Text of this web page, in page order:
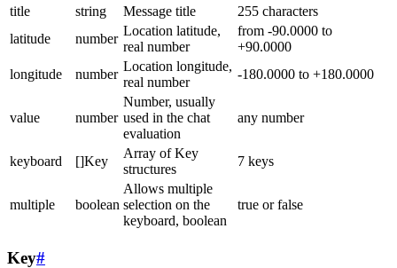
title
string Message title
255 characters
latitude
number
Location latitude,
real number
from -90.0000 to
+90.0000
longitude
number
Location longitude,
real number
-180.0000 to +180.0000
value number
Number, usually
used in the chat
evaluation
any number
keyboard []Key
Array of Key
structures
7 keys
multiple boolean
Allows multiple
selection on the
keyboard, boolean
true or false
Key#